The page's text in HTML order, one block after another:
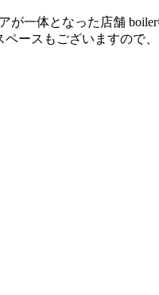
一体となった店舗
ースもございますので